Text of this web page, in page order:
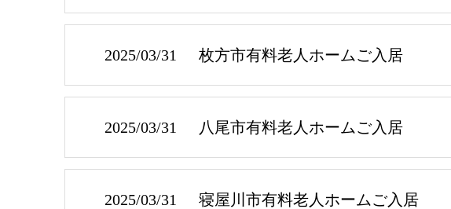
2025/03/31 枚方市有料老人ホームご入居
2025/03/31 八尾市有料老人ホームご入居
2025/03/31 寝屋川市有料老人ホームご入居